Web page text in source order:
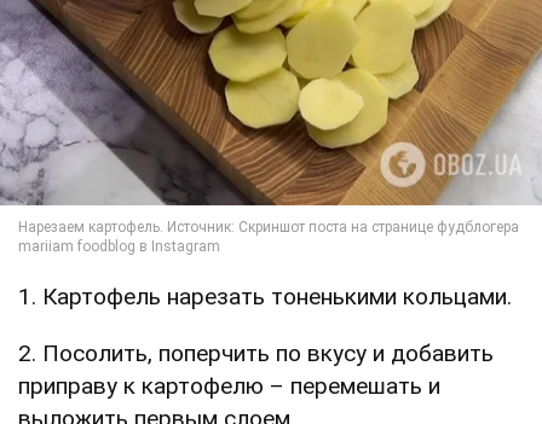
1. Картофель нарезать тоненькими кольцами.
2. Посолить, поперчить по вкусу и добавить
приправу к картофелю – перемешать и
выложить первым слоем.